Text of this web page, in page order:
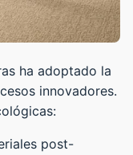
ha adoptado la
innovadores.
post-